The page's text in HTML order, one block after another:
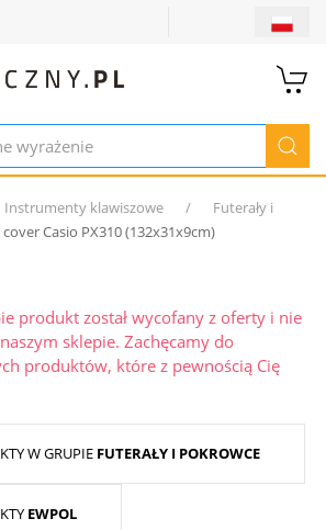
Instrumenty klawiszowe
Futerały i
Casio PX310 (132x31x9cm)
produkt został wycofany z oferty i nie
sklepie. Zachęcamy do
produktów, które z pewnością Cię
W GRUPIE FUTERAŁY I POKROWCE
EWPOL